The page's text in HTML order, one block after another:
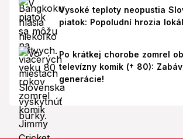
Vysoké teploty neopustia
piatok: Popoludní hrozia
Po krátkej chorobe zomrel
televízny komik († 80):
generácie!